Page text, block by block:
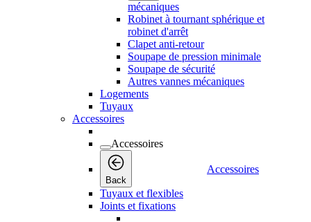
mécaniques
Robinet à tournant sphérique et
robinet d'arrêt
Clapet anti-retour
Soupape de pression minimale
Soupape de sécurité
Autres vannes mécaniques
Logements
Tuyaux
Accessoires
Accessoires
Back
Accessoires
Tuyaux et flexibles
Joints et fixations